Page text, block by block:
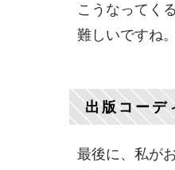
こうなってく
難しいですね。
出版コーデ
最後に、私が